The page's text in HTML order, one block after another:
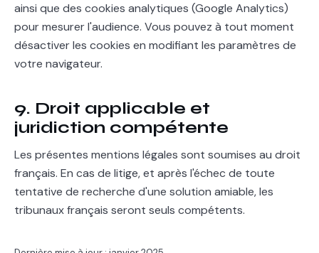
ainsi que des cookies analytiques (Google Analytics)
pour mesurer l'audience. Vous pouvez à tout moment
désactiver les cookies en modifiant les paramètres de
votre navigateur.
9. Droit applicable et
juridiction compétente
Les présentes mentions légales sont soumises au droit
français. En cas de litige, et après l'échec de toute
tentative de recherche d'une solution amiable, les
tribunaux français seront seuls compétents.